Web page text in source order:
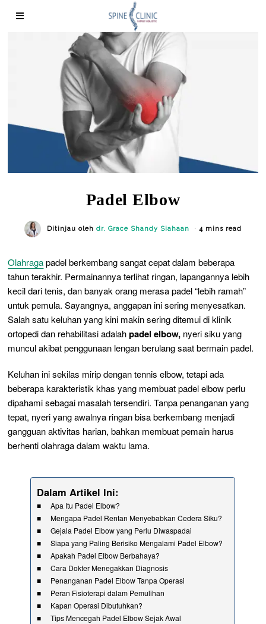
Padel Elbow
Ditinjau oleh dr. Grace Shandy Siahaan 4 mins read
Olahragapadel berkembang sangat cepat dalam beberapa
tahun terakhir. Permainannya terlihat ringan, lapangannya lebih
kecil dari tenis, dan banyak orang merasa padel “lebih ramah”
untuk pemula. Sayangnya, anggapan ini sering menyesatkan.
Salah satu keluhan yang kini makin sering ditemui di klinik
ortopedi dan rehabilitasi adalahpadel elbow, nyeri siku yang
muncul akibat penggunaan lengan berulang saat bermain padel.
Keluhan ini sekilas mirip dengan tennis elbow, tetapi ada
beberapa karakteristik khas yang membuat padel elbow perlu
dipahami sebagai masalah tersendiri. Tanpa penanganan yang
tepat, nyeri yang awalnya ringan bisa berkembang menjadi
gangguan aktivitas harian, bahkan membuat pemain harus
berhenti olahraga dalam waktu lama.
Dalam Artikel Ini:
Apa Itu Padel Elbow?
Mengapa Padel Rentan Menyebabkan Cedera Siku?
Gejala Padel Elbow yang Perlu Diwaspadai
Siapa yang Paling Berisiko Mengalami Padel Elbow?
Apakah Padel Elbow Berbahaya?
Cara Dokter Menegakkan Diagnosis
Penanganan Padel Elbow Tanpa Operasi
Peran Fisioterapi dalam Pemulihan
Kapan Operasi Dibutuhkan?
Tips Mencegah Padel Elbow Sejak Awal